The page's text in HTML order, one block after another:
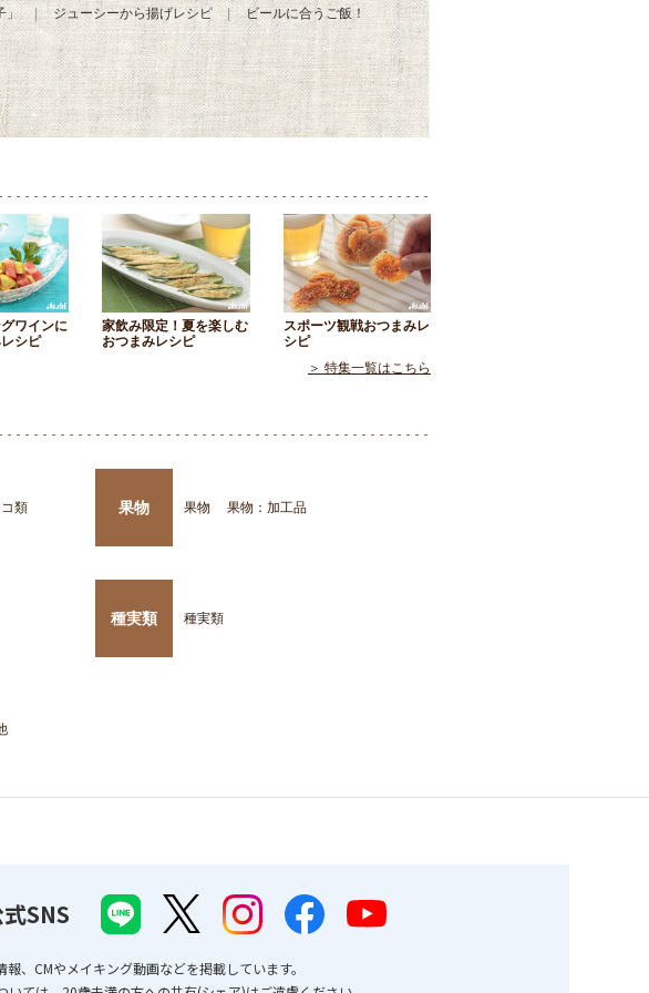
」 ジューシーから揚げレシピ ビールに合うご飯！
ワインに
シピ
家飲み限定！夏を楽しむ
おつまみレシピ
スポーツ観戦おつまみレ
シピ
＞ 特集一覧はこちら
類
果物 果物 果物：加工品
種実類 種実類
SNS
、CMやメイキング動画などを掲載しています。